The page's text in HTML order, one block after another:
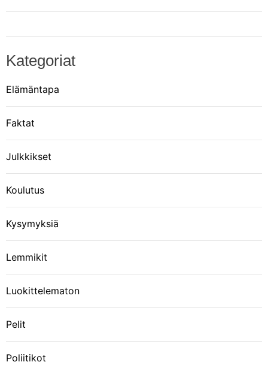
e
e
n
s
e
l
u
s
Kategoriat
Elämäntapa
Faktat
Julkkikset
Koulutus
Kysymyksiä
Lemmikit
Luokittelematon
Pelit
Poliitikot